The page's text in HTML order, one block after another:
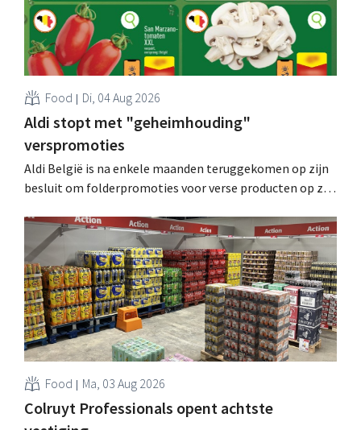
Food Di, 04 Aug 2026
Aldi stopt met "geheimhouding"
verspromoties
Aldi België is na enkele maanden teruggekomen op zijn
besluit om folderpromoties voor verse producten op zijn
werking treden: "Onze klanten willen goed
geïnformeerd worden." .
Food Ma, 03 Aug 2026
Colruyt Professionals opent achtste